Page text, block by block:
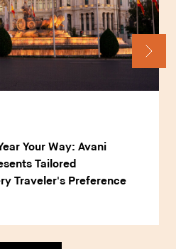
Your Way: Avani
Tailored
Traveler's Preference